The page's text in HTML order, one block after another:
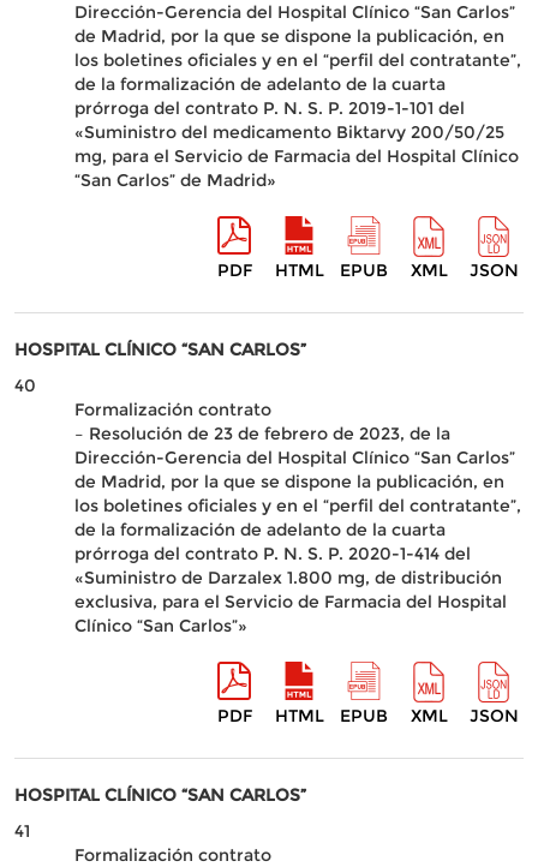
Dirección-Gerencia del Hospital Clínico “San Carlos”
de Madrid, por la que se dispone la publicación, en
los boletines oficiales y en el “perfil del contratante”,
de la formalización de adelanto de la cuarta
prórroga del contrato P. N. S. P. 2019-1-101 del
«Suministro del medicamento Biktarvy 200/50/25
mg, para el Servicio de Farmacia del Hospital Clínico
“San Carlos” de Madrid»
PDF HTML EPUB XML JSON
HOSPITAL CLÍNICO “SAN CARLOS”
40
Formalización contrato
– Resolución de 23 de febrero de 2023, de la
Dirección-Gerencia del Hospital Clínico “San Carlos”
de Madrid, por la que se dispone la publicación, en
los boletines oficiales y en el “perfil del contratante”,
de la formalización de adelanto de la cuarta
prórroga del contrato P. N. S. P. 2020-1-414 del
«Suministro de Darzalex 1.800 mg, de distribución
exclusiva, para el Servicio de Farmacia del Hospital
Clínico “San Carlos”»
PDF HTML EPUB XML JSON
HOSPITAL CLÍNICO “SAN CARLOS”
41
Formalización contrato